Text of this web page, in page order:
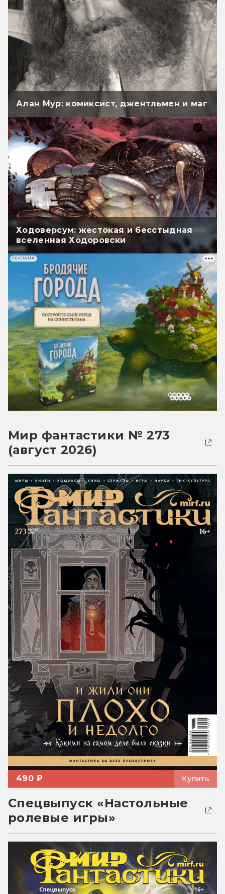
Алан Мур: комиксист, джентльмен и маг
Ходоверсум: жестокая и бесстыдная
вселенная Ходоровски
РЕКЛАМА
Мир фантастики № 273
(август 2026)
490 ₽ Купить
Спецвыпуск «Настольные
ролевые игры»